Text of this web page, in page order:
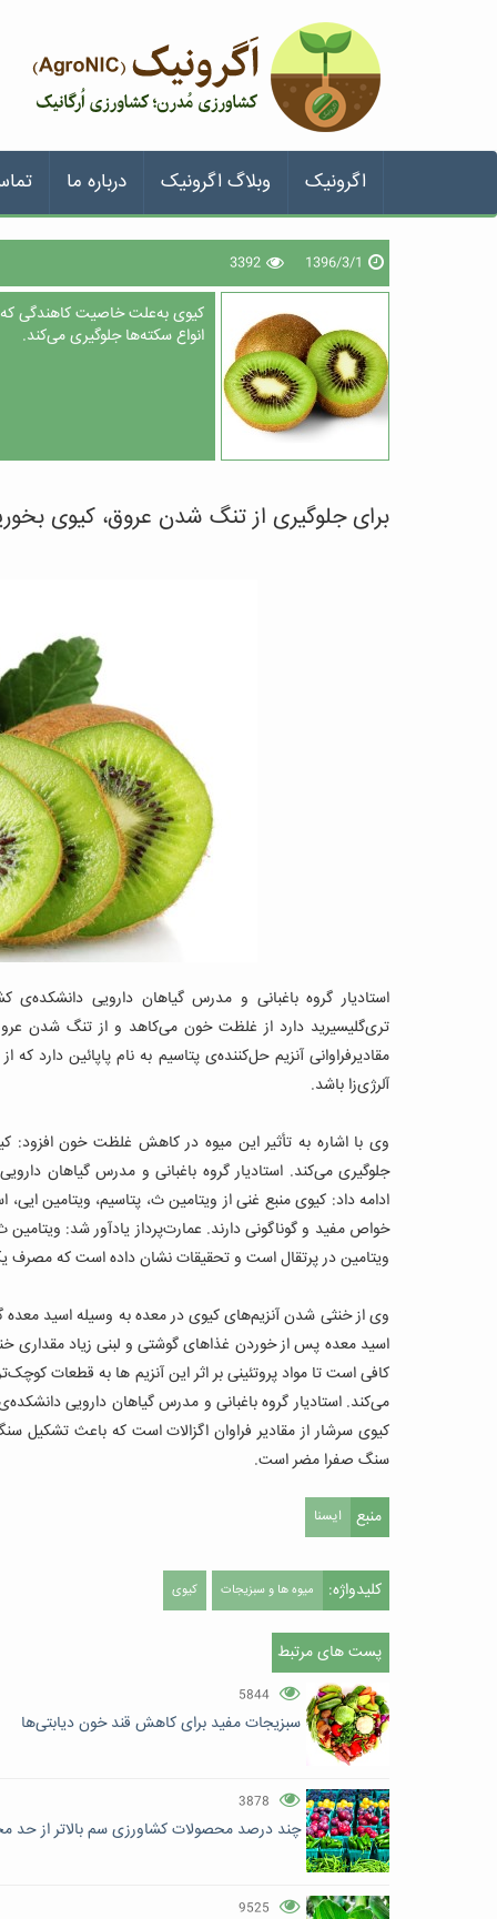
اگرونیک وبلاگ اگرونیک درباره ما
1396/3/1
3392
کیوی به‌علت خاصیت کاهندگی
انواع سکته‌ها جلوگیری می‌کند.
برای جلوگیری از تنگ شدن عروق، کیوی
استادیار گروه باغبانی و مدرس گیاهان دارویی
تری‌گلیسیرید دارد از غلظت خون می‌کاهد و از تنگ شدن
مقادیرفراوانی آنزیم حل‌کننده‌ی پتاسیم به نام پاپائین دارد
آلرژی‌زا باشد.
وی با اشاره به تأثیر این میوه در کاهش غلظت خون
جلوگیری می‌کند. استادیار گروه باغبانی و مدرس گیاهان
ادامه داد: کیوی منبع غنی از ویتامین ث، پتاسیم، ویتامین
خواص مفید و گوناگونی دارند. عمارت‌پرداز یادآور شد:
ویتامین در پرتقال است و تحقیقات نشان داده است که مصرف
وی از خنثی شدن آنزیم‌های کیوی در معده به وسیله اسید معده
اسید معده پس از خوردن غذاهای گوشتی و لبنی زیاد مقداری
کافی است تا مواد پروتئینی بر اثر این آنزیم ها به قطعات
می‌کند. استادیار گروه باغبانی و مدرس گیاهان دارویی
کیوی سرشار از مقادیر فراوان اگزالات است که باعث تشکیل
سنگ صفرا مضر است.
منبع ایسنا
کلیدواژه: میوه ها و سبزیجات کیوی
پست های مرتبط
5844
سبزیجات مفید برای کاهش قند خون دیابتی‌ها
3878
چند درصد محصولات کشاورزی سم بالاتر از حد
9525